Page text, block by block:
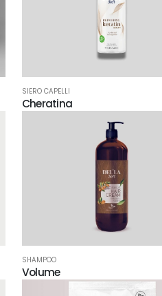
SIERO CAPELLI
Cheratina
SHAMPOO
Volume